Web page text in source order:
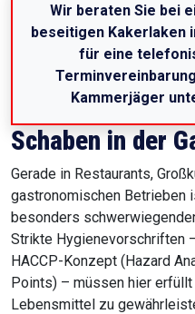
Wir beraten Sie bei
beseitigen Kakerlaken
für eine
Kammerjäger
Schaben in der
Gerade in Restaurants,
gastronomischen Betrieben
besonders
Strikte Hygienevorschriften
HACCP-Konzept (Hazard
Points) – müssen hier
Lebensmittel zu